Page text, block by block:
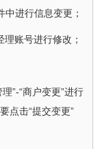
中进行信息变更；
账号进行修改；
”-“商户变更”进行
点击“提交变更”